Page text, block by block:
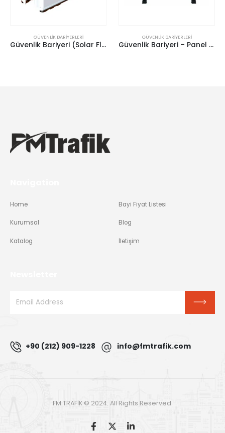
GÜVENLIK BARIYERLERI
Güvenlik Bariyeri (Solar Flaşörlü)
GÜVENLIK BARIYERLERI
Güvenlik Bariyeri – Panel Bariyer (Dekotalı+Baskılı)
Home
Kurumsal
Katalog
Bayi Fiyat Listesi
Blog
İletişim
+90 (212) 909-1228 info@fmtrafik.com
FM TRAFİK © 2024. All Rights Reserved.